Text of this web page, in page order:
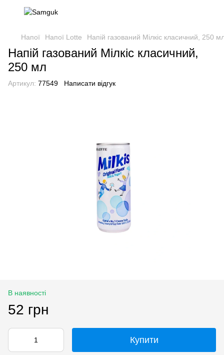
Напої Напої Lotte Напій газований Мілкіс класичний, 250
Напій газований Мілкіс класичний,
250 мл
Артикул: 77549 Написати відгук
В наявності
52 грн
Купити